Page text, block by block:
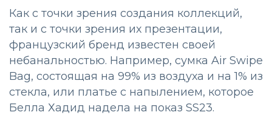
Как с точки зрения создания коллекций,
так и с точки зрения их презентации,
французский бренд известен своей
небанальностью. Например, сумка Air Swipe
Bag, состоящая на 99% из воздуха и на 1% из
стекла, или платье с напылением, которое
Белла Хадид надела на показ SS23.